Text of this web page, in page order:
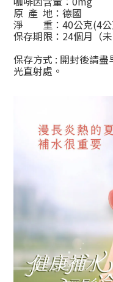
原 產 地：德國
淨 重：40公克(4公
保存期限：24個月（
保存方式 : 開封後請
光直射處。